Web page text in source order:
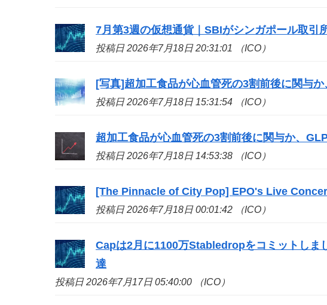
7月第3週の仮想通貨｜SBIがシンガポール取
投稿日 2026年7月18日 20:31:01 （ICO）
[写真]超加工食品が心血管死の3割前後に関与
投稿日 2026年7月18日 15:31:54 （ICO）
超加工食品が心血管死の3割前後に関与か、
投稿日 2026年7月18日 14:53:38 （ICO）
[The Pinnacle of City Pop] EPO's Live
投稿日 2026年7月18日 00:01:42 （ICO）
Capは2月に1100万Stabledropをコミットしま
達
投稿日 2026年7月17日 05:40:00 （ICO）